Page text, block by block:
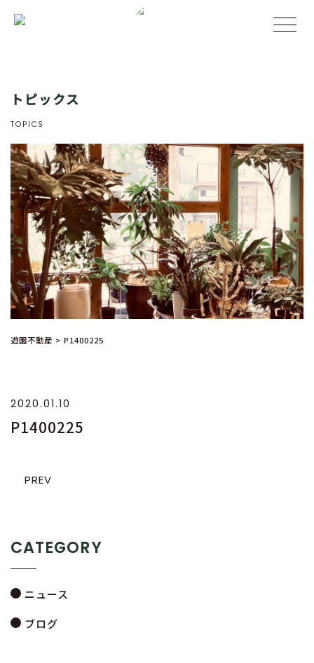
トピックス
TOPICS
遊園不動産 > P1400225
2020.01.10
P1400225
PREV
CATEGORY
ニュース
ブログ